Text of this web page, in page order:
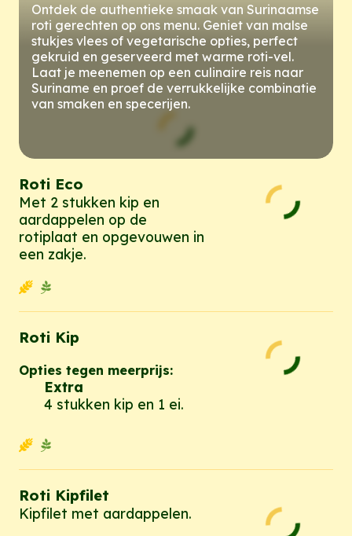
Ontdek de authentieke smaak van Surinaamse
roti gerechten op ons menu. Geniet van malse
stukjes vlees of vegetarische opties, perfect
gekruid en geserveerd met warme roti-vel.
Laat je meenemen op een culinaire reis naar
Suriname en proef de verrukkelijke combinatie
van smaken en specerijen.
Roti Eco
Met 2 stukken kip en
aardappelen op de
rotiplaat en opgevouwen in
een zakje.
Roti Kip
Opties tegen meerprijs:
Extra
4 stukken kip en 1 ei.
Roti Kipfilet
Kipfilet met aardappelen.